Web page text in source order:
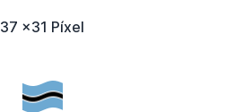
37 x31 Píxel